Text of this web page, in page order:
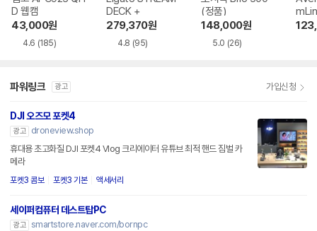
D 웹캠
43,000원
4.6 (185)
DECK +
279,370원
4.8 (95)
(정품)
148,000원
5.0 (26)
11G2
파워링크 광고 가입신청
DJI 오즈모 포켓4
광고
droneview.shop
휴대용 초고화질 DJI 포켓4 Vlog 크리에이터 유튜브 최적 핸드 짐벌 카
메라
포켓3 콤보 포켓3 기본 액세서리
세이퍼컴퓨터 데스트탑PC
광고 smartstore.naver.com/bornpc